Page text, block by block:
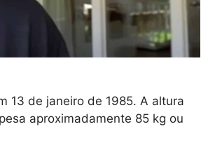
13 de janeiro de 1985. A altura
aproximadamente 85 kg ou